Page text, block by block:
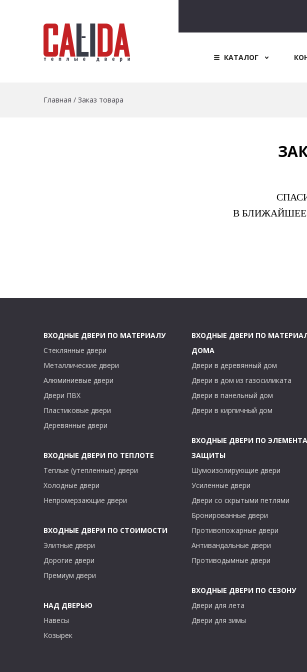
КАТАЛОГ
Главная / Заказ товара
В
ВХОДНЫЕ ДВЕРИ ПО МАТЕРИАЛУ
Стеклянные двери
Металлические двери
Алюминиевые двери
Двери ПВХ
Пластиковые двери
Деревянные двери
ВХОДНЫЕ ДВЕРИ ПО ТЕПЛОТЕ
Теплые (утепленные) двери
Холодные двери
Непромерзающие двери
ВХОДНЫЕ ДВЕРИ ПО СТОИМОСТИ
Элитные двери
Дорогие двери
Премиум двери
НАД ДВЕРЬЮ
Навесы
Козырек
ВХОДНЫЕ ДВЕРИ ПО
ДОМА
Двери в деревянный дом
Двери в дом из газосиликата
Двери в панельный дом
Двери в кирпичный дом
ВХОДНЫЕ ДВЕРИ ПО
ЗАЩИТЫ
Шумоизолирующие двери
Усиленные двери
Двери со скрытыми петлями
Бронированные двери
Противопожарные двери
Антивандальные двери
Противодымные двери
ВХОДНЫЕ ДВЕРИ ПО СЕЗОНУ
Двери для лета
Двери для зимы